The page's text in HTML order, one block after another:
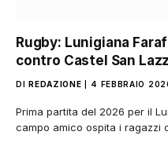
Rugby: Lunigiana
contro Castel San
DI REDAZIONE 4 FEBBRAIO
Prima partita del 2026 per il
campo amico ospita i ragazzi